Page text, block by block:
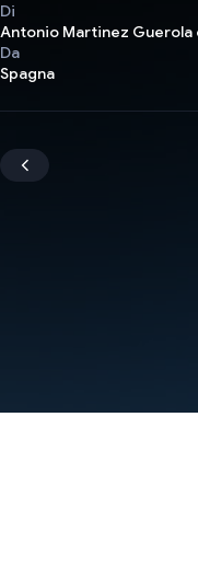
Di
Antonio Martinez Guerola
Da
Spagna